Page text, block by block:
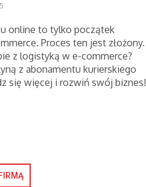
online to tylko początek
Proces ten jest złożony.
z logistyką w e-commerce?
z abonamentu kurierskiego
się więcej i rozwiń swój biznes!